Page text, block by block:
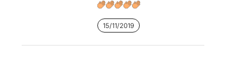
15/11/2019